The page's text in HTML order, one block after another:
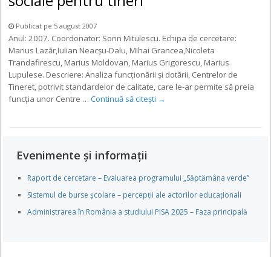
Publicat pe 5 august 2007
Anul: 2007. Coordonator: Sorin Mitulescu. Echipa de cercetare:
Marius Lazăr,Iulian Neacşu-Dalu, Mihai Grancea,Nicoleta
Trandafirescu, Marius Moldovan, Marius Grigorescu, Marius
Lupulese. Descriere: Analiza funcţionării şi dotării, Centrelor de
Tineret, potrivit standardelor de calitate, care le-ar permite să preia
funcţia unor Centre …Continuă să citești →
Evenimente și informații
Raport de cercetare – Evaluarea programului „Săptămâna verde”
Sistemul de burse școlare – percepții ale actorilor educaționali
Administrarea în România a studiului PISA 2025 – Faza principală